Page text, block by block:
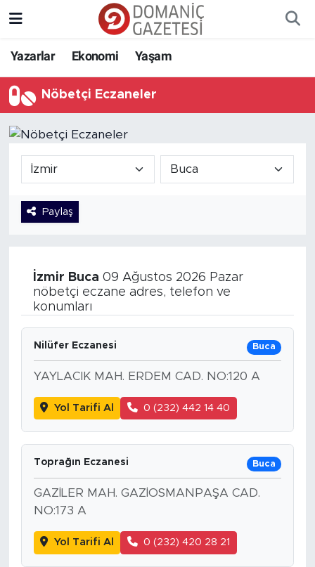
Yazarlar Ekonomi Yaşam
Nöbetçi Eczaneler
Paylaş
İzmir Buca 09 Ağustos 2026 Pazar
nöbetçi eczane adres, telefon ve
konumları
Nilüfer Eczanesi Buca
YAYLACIK MAH. ERDEM CAD. NO:120 A
Yol Tarifi Al 0 (232) 442 14 40
Toprağın Eczanesi Buca
GAZİLER MAH. GAZİOSMANPAŞA CAD.
NO:173 A
Yol Tarifi Al 0 (232) 420 28 21